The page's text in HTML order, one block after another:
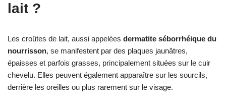
lait ?
Les croûtes de lait, aussi appelées dermatite séborrhéique du
nourrisson, se manifestent par des plaques jaunâtres,
épaisses et parfois grasses, principalement situées sur le cuir
chevelu. Elles peuvent également apparaître sur les sourcils,
derrière les oreilles ou plus rarement sur le visage.